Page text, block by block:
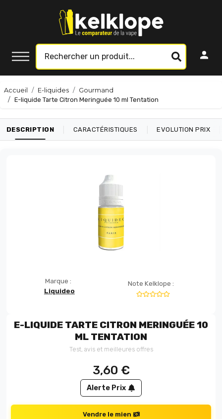
Accueil E-liquides
Gourmand
E-liquide Tarte Citron Meringuée 10 ml Tentation
DESCRIPTION CARACTÉRISTIQUES EVOLUTION PRIX
Marque :
Liquideo
Note Kelklope :
E-LIQUIDE TARTE CITRON MERINGUÉE 10
ML TENTATION
Test, avis et meilleures offres
3,60 €
Alerte Prix
Vendre le mien